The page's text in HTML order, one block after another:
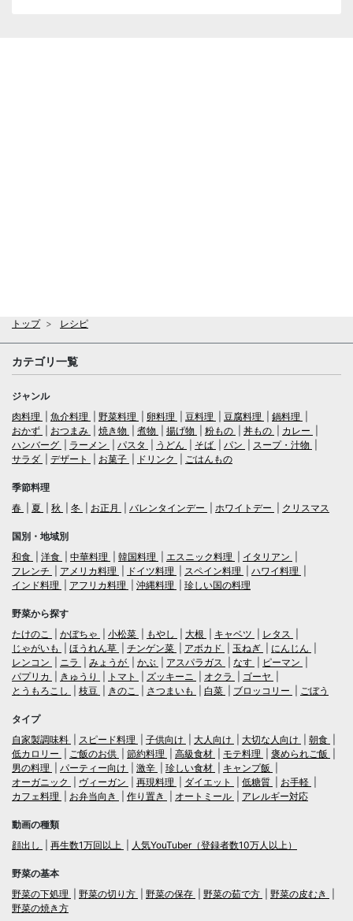
トップ レシピ
カテゴリ一覧
ジャンル
肉料理
魚介料理 野菜料理 卵料理 豆料理 豆腐料理
鍋料理
おかず
おつまみ 焼き物 煮物 揚げ物 粉もの 丼もの
カレー
ハンバーグ
ラーメン パスタ うどん そば パン
スープ・汁物
サラダ
デザート お菓子 ドリンク ごはんもの
季節料理
春
夏 秋 冬 お正月 バレンタインデー ホワイトデー クリスマス
国別・地域別
和食
洋食 中華料理 韓国料理 エスニック料理
イタリアン
フレンチ
アメリカ料理 ドイツ料理 スペイン料理
ハワイ料理
インド料理
アフリカ料理 沖縄料理 珍しい国の料理
野菜から探す
たけのこ
かぼちゃ 小松菜 もやし 大根 キャベツ
レタス
じゃがいも
ほうれん草 チンゲン菜 アボカド 玉ねぎ
にんじん
レンコン
ニラ みょうが かぶ アスパラガス なす
ピーマン
パプリカ
きゅうり トマト ズッキーニ オクラ
ゴーヤ
とうもろこし
枝豆 きのこ さつまいも 白菜 ブロッコリー ごぼう
タイプ
自家製調味料
スピード料理 子供向け 大人向け 大切な人向け
朝食
低カロリー
ご飯のお供 節約料理 高級食材 モテ料理
褒められご飯
男の料理
パーティー向け 激辛 珍しい食材
キャンプ飯
オーガニック
ヴィーガン 再現料理 ダイエット 低糖質
お手軽
カフェ料理
お弁当向き 作り置き オートミール アレルギー対応
動画の種類
顔出し
再生数1万回以上 人気YouTuber（登録者数10万人以上）
野菜の基本
野菜の下処理
野菜の切り方 野菜の保存 野菜の茹で方
野菜の皮むき
野菜の焼き方